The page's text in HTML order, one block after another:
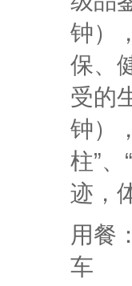
钟）
保、
受的
钟）
柱”
迹，
用餐
车